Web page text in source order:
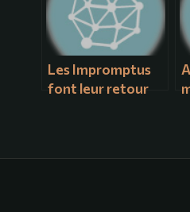
traité de d’Andelot
rédigé en
Les Impromptus
font leur retour